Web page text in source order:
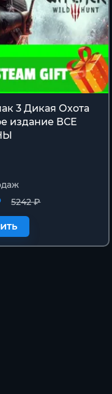
3 Дикая Охота
издание ВСЕ
5242 ₽